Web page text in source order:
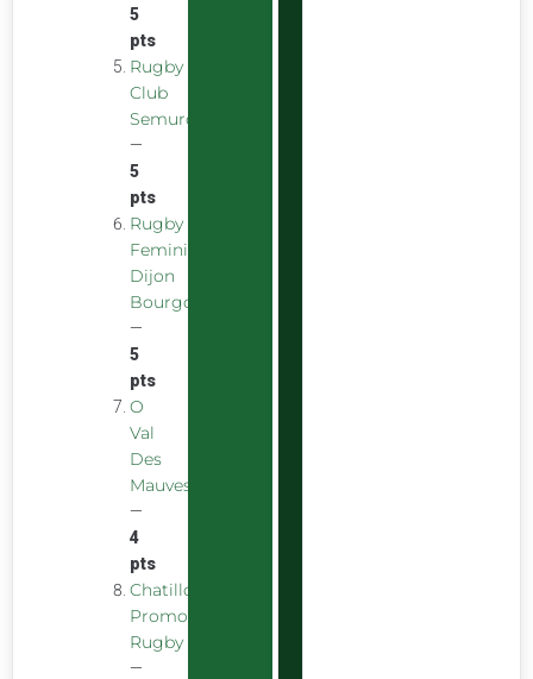
5
pts
Rugby
Club
Semurois
—
5
pts
Rugby
Feminin
Dijon
Bourgogne
—
5
pts
O
Val
Des
Mauves
—
4
pts
Chatillon
Promotion
Rugby
—